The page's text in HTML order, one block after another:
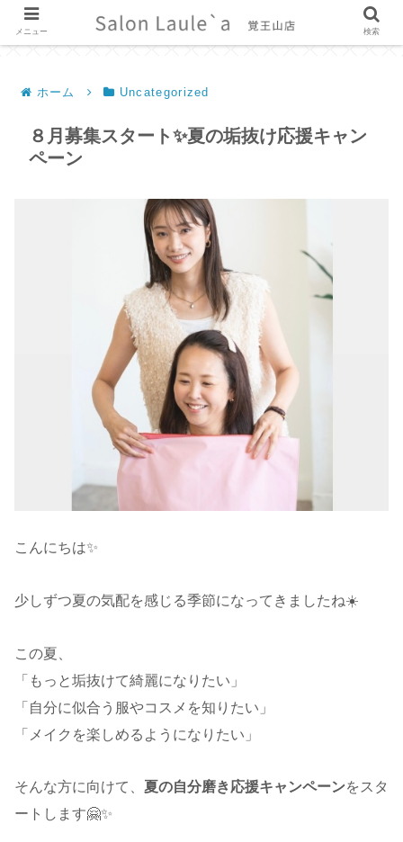
ホーム Uncategorized
８月募集スタート✨夏の垢抜け応援キャン
ペーン
こんにちは✨
少しずつ夏の気配を感じる季節になってきましたね☀️
この夏、
「もっと垢抜けて綺麗になりたい」
「自分に似合う服やコスメを知りたい」
「メイクを楽しめるようになりたい」
そんな方に向けて、 夏の自分磨き応援キャンペーンをスタ
ートします🤗✨
メニュー 検索